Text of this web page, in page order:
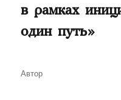
в рамках
один путь»
Автор
Автор